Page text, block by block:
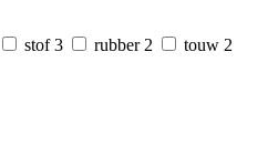
stof 3 rubber 2 touw 2